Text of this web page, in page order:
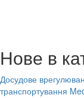
Нове в
Досудове
транспортування